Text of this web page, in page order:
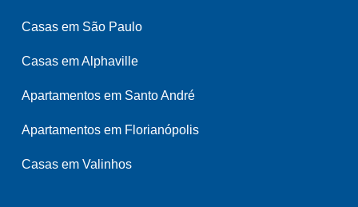
Casas em São Paulo
Casas em Alphaville
Apartamentos em Santo André
Apartamentos em Florianópolis
Casas em Valinhos